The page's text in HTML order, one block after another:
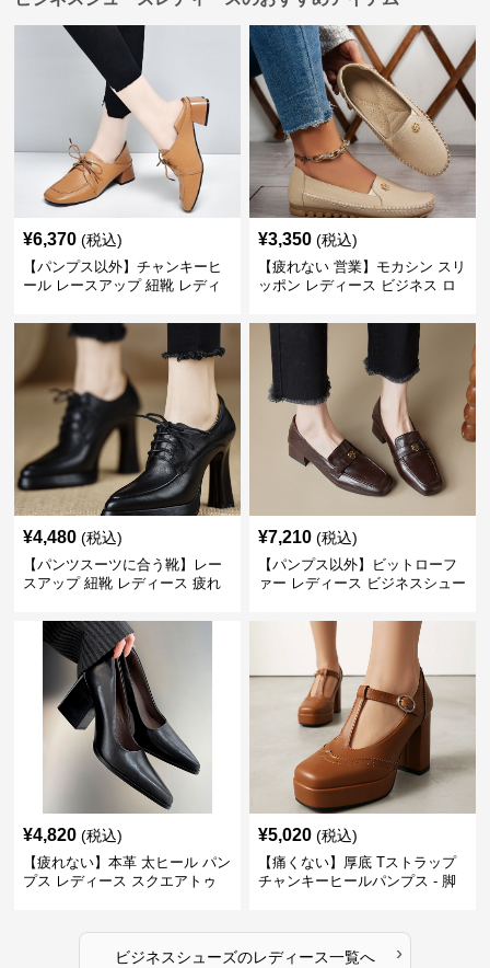
¥6,370 (税込)
【パンプス以外】チャンキーヒ
ール レースアップ 紐靴 レディ
ーツ スクエアトゥ 歩きやすい
¥3,350 (税込)
【疲れない 営業】モカシン スリ
ッポン レディース ビジネス ロ
ジュアル パンプス以外
¥4,480 (税込)
【パンツスーツに合う靴】レー
スアップ 紐靴 レディース 疲れ
ビジネスシューズ
¥7,210 (税込)
【パンプス以外】ビットローフ
ァー レディース ビジネスシュー
トゥ 疲れない スーツ
¥4,820 (税込)
【疲れない】本革 太ヒール パン
プス レディース スクエアトゥ
¥5,020 (税込)
【痛くない】厚底 Tストラップ
チャンキーヒールパンプス - 脚
ビジネスシューズのレディース一覧へ ›